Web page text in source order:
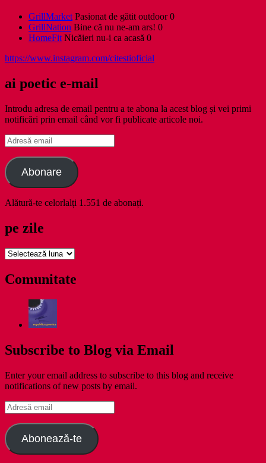
GrillMarketPasionat de gătit outdoor 0
GrillNation Bine că nu ne-am ars! 0
HomeFitNicăieri nu-i ca acasă 0
https://www.instagram.com/citestioficial
ai poetic e-mail
Introdu adresa de email pentru a te abona la acest blog și vei primi
notificări prin email când vor fi publicate articole noi.
Adresă
email
Abonare
Alătură-te celorlalți 1.551 de abonați.
pe zile
pe
Comunitate
Subscribe to Blog via Email
Enter your email address to subscribe to this blog and receive
notifications of new posts by email.
Adresă
email
Abonează-te